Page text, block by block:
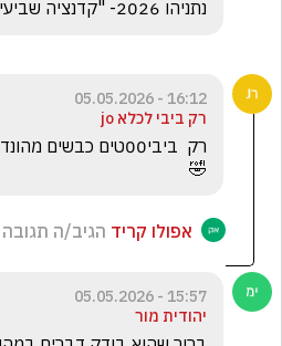
נתניהו 2026- "קדנציה שביעית, אני בדרך"
16:12 - 05.05.2026
רק ביבי לכלא jo
רק  ביבי00טים
🤣
אפולו קריד הגיב/ה
15:57 - 05.05.2026
יהודית מור